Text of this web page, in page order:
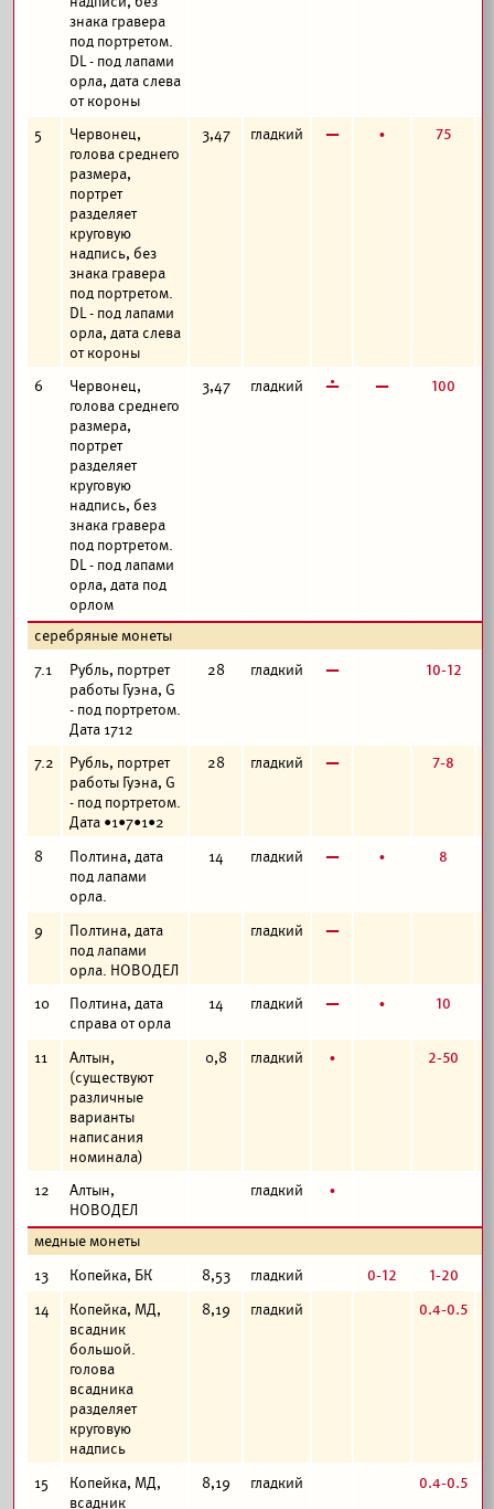
знака гравера
под портретом.
DL - под лапами
орла, дата слева
от короны
5
Червонец,
голова среднего
размера,
портрет
разделяет
круговую
надпись, без
знака гравера
под портретом.
DL - под лапами
орла, дата слева
от короны
3,47 гладкий в б 75
6
Червонец,
голова среднего
размера,
портрет
разделяет
круговую
надпись, без
знака гравера
под портретом.
DL - под лапами
орла, дата под
орлом
3,47 гладкий г в 100
серебряные монеты
7.1
Рубль, портрет
работы Гуэна, G
- под портретом.
Дата 1712
28 гладкий в 10-12
7.2
Рубль, портрет
работы Гуэна, G
- под портретом.
Дата •1•7•1•2
28 гладкий в 7-8
8
Полтина, дата
под лапами
орла.
14 гладкий в б 8
9
Полтина, дата
под лапами
орла. НОВОДЕЛ
гладкий в
10
Полтина, дата
справа от орла
14 гладкий в б 10
11
Алтын,
(существуют
различные
варианты
написания
номинала)
0,8 гладкий б 2-50
12
Алтын,
НОВОДЕЛ
гладкий б
медные монеты
13
Копейка, БК 8,53 гладкий 0-12 1-20
14
Копейка, МД,
всадник
большой.
голова
всадника
разделяет
круговую
надпись
8,19 гладкий 0.4-0.5
15
Копейка, МД,
всадник
8,19 гладкий 0.4-0.5